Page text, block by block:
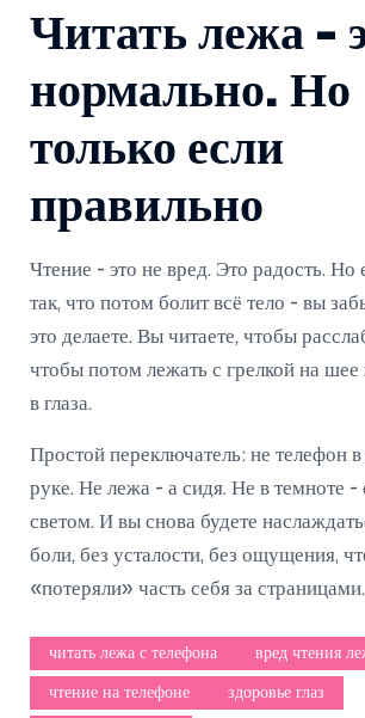
Читать лежа -
нормально. Но
только если
правильно
Чтение - это не вред. Это радость. Но
так, что потом болит всё тело - вы
это делаете. Вы читаете, чтобы
чтобы потом лежать с грелкой на шее
в глаза.
Простой переключатель: не телефон
руке. Не лежа - а сидя. Не в темноте -
светом. И вы снова будете
боли, без усталости, без ощущения,
«потеряли» часть себя за страницами.
читать лежа с телефона вред чтения
чтение на телефоне здоровье глаз